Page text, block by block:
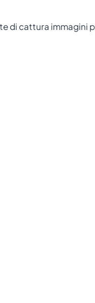
di cattura immagini